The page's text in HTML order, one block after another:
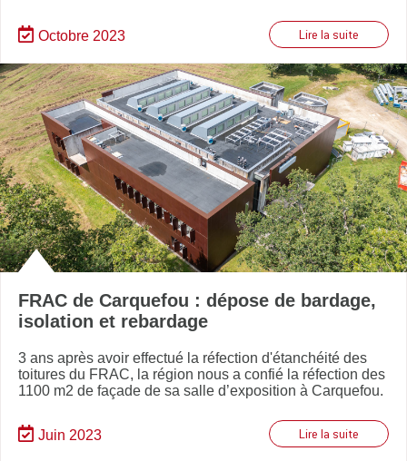
Octobre 2023 Lire la suite
FRAC de Carquefou : dépose de bardage,
isolation et rebardage
3 ans après avoir effectué la réfection d'étanchéité des
toitures du FRAC, la région nous a confié la réfection des
1100 m2 de façade de sa salle d’exposition à Carquefou.
Juin 2023 Lire la suite